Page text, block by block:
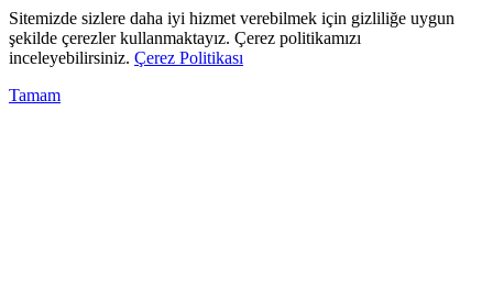
Sitemizde sizlere daha iyi hizmet verebilmek için gizliliğe uygun
şekilde çerezler kullanmaktayız. Çerez politikamızı
inceleyebilirsiniz. Çerez Politikası
Tamam